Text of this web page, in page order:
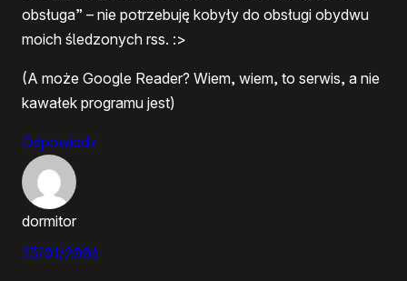
obsługa” – nie potrzebuję kobyły do obsługi obydwu
moich śledzonych rss. :>
(A może Google Reader? Wiem, wiem, to serwis, a nie
kawałek programu jest)
Odpowiedz
dormitor
23/01/2006